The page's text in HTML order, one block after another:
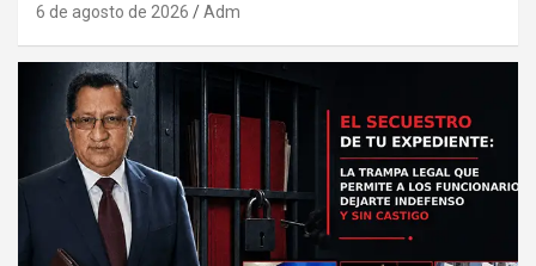
6 de agosto de 2026 Adm